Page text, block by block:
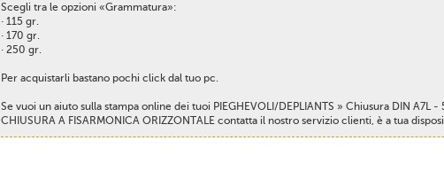
Scegli tra le opzioni «Grammatura»:
· 115 gr.
· 170 gr.
· 250 gr.
Per acquistarli bastano pochi click dal tuo pc.
Se vuoi un aiuto sulla stampa online dei tuoi PIEGHEVOLI/DEPLIANTS » Chiusura DIN A7L
CHIUSURA A FISARMONICA ORIZZONTALE contatta il nostro servizio clienti, è a tua